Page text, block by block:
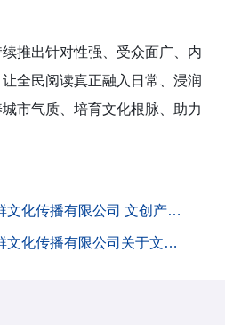
推出针对性强、受众面广、内
全民阅读真正融入日常、浸润
市气质、培育文化根脉、助力
上一篇：重庆重大思群文化传播有限公司 文创产品研发经理招聘信息
下一篇：重庆重大思群文化传播有限公司关于文创产品研发经理招聘拟录用人员公告